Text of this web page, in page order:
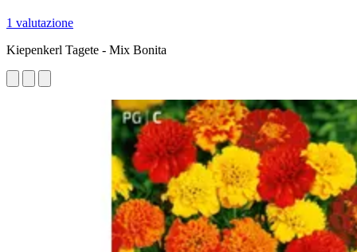
1 valutazione
Kiepenkerl Tagete - Mix Bonita